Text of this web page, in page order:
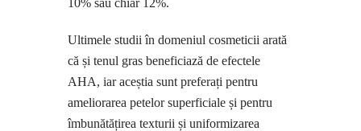
Ultimele studii în domeniul cosmeticii arată
că și tenul gras beneficiază de efectele
AHA, iar aceștia sunt preferați pentru
ameliorarea petelor superficiale și pentru
îmbunătățirea texturii și uniformizarea